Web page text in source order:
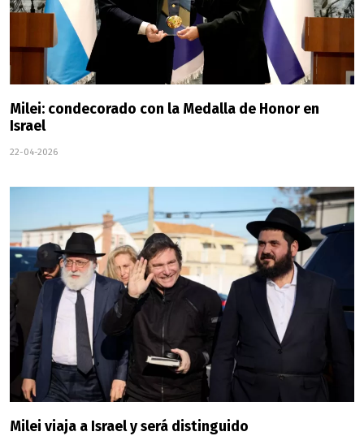
Milei: condecorado con la Medalla de Honor en
Israel
22-04-2026
Milei viaja a Israel y será distinguido